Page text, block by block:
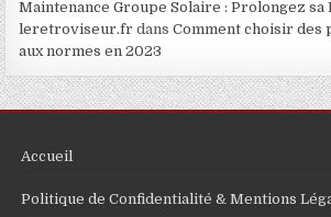
Maintenance Groupe Solaire : Prolongez sa
leretroviseur.fr dansComment choisir des
aux normes en 2023
Accueil
Politique de Confidentialité & Mentions